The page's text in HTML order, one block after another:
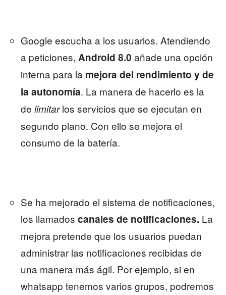
Google escucha a los usuarios. Atendiendo
a peticiones, Android 8.0 añade una opción
interna para la mejora del rendimiento y de
la autonomía. La manera de hacerlo es la
de limitarlos servicios que se ejecutan en
segundo plano. Con ello se mejora el
consumo de la batería.
Se ha mejorado el sistema de notificaciones,
los llamados canales de notificaciones. La
mejora pretende que los usuarios puedan
administrar las notificaciones recibidas de
una manera más ágil. Por ejemplo, si en
whatsapp tenemos varios grupos, podremos